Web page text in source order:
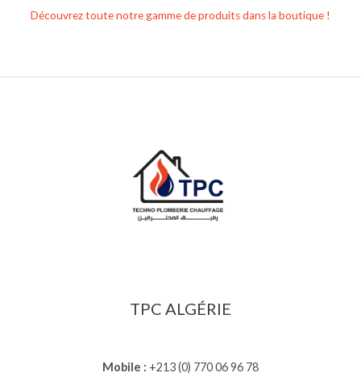
Découvrez toute notre gamme de produits dans la boutique !
TPC ALGÉRIE
Mobile : +213 (0) 770 06 96 78